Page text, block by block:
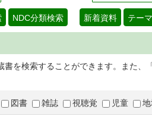
NDC分類検索 新着資料 テー
書を検索することができます。また
図書 雑誌 視聴覚 児童